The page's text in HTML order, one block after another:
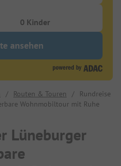
0 Kinder
ansehen
/ Routen & Touren /
Rundreise
Wohnmobiltour mit Ruhe
Lüneburger